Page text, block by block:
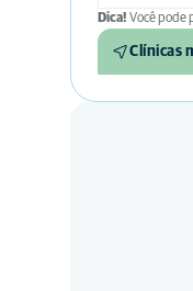
Dica! Você pode
Clínicas